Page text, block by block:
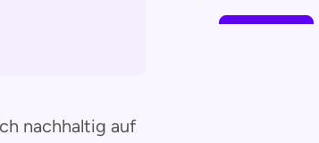
nachhaltig auf